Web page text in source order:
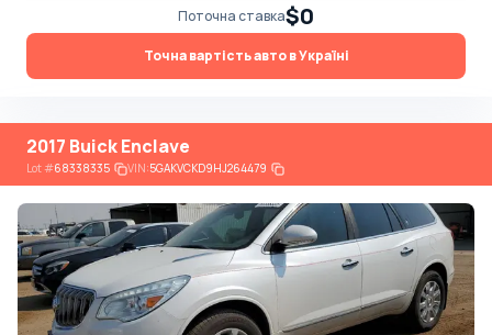
Поточна ставка$0
Точна вартість авто в Україні
2017 Buick Enclave
Lot#68338335 VIN:5GAKVCKD9HJ264479